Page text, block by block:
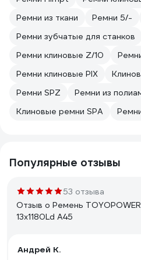
Ремни из ткани
Ремни 5/-
Ремни зубчатые для станков
Ремни клиновые Z/10
Ремни клиновые PIX
Ремни SPZ
Ремни из
Клиновые ремни SPA
Популярные отзывы
53 отзыва
Отзыв о Ремень TOYOPOWER
13x1180Ld A45
Андрей К.